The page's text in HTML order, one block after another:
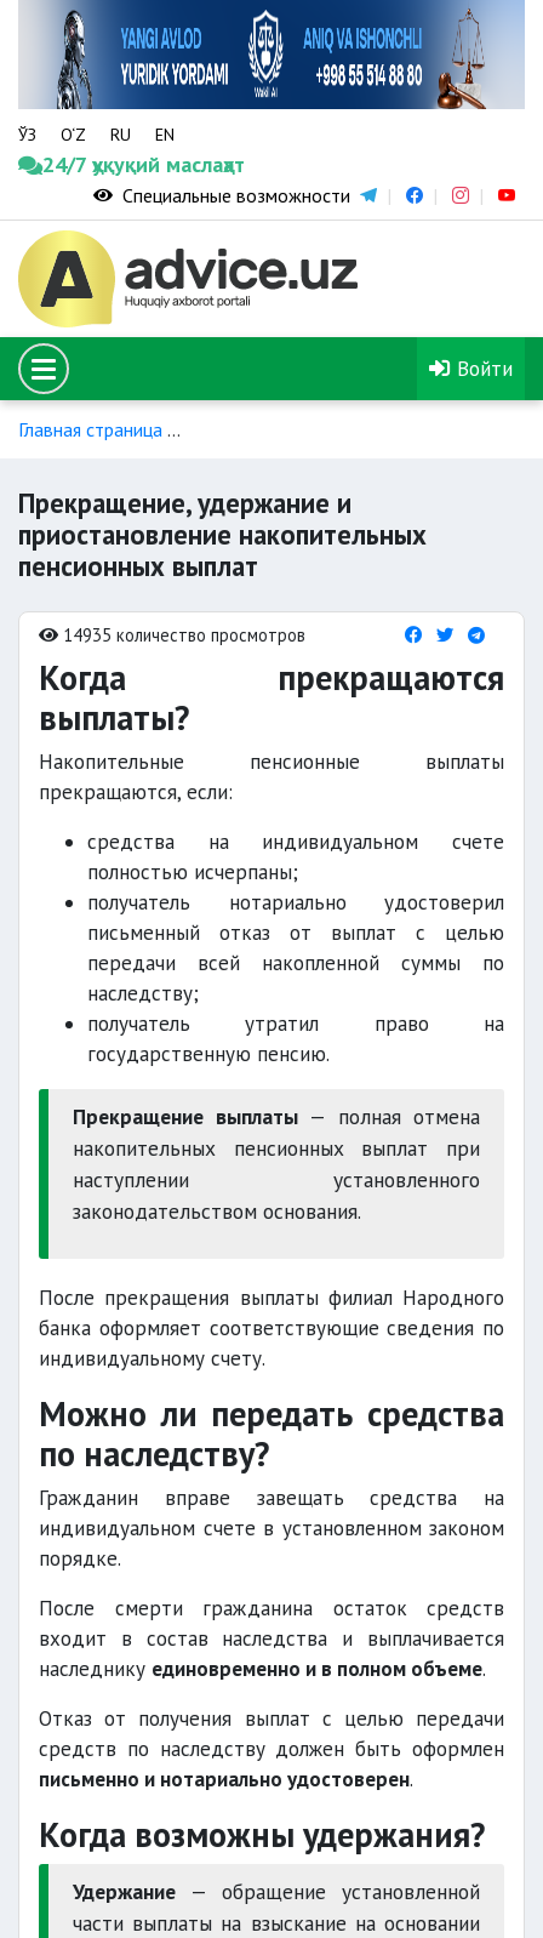
ЎЗ O‘Z RU EN
24/7 ҳуқуқий маслаҳат
Специальные возможности
Войти
Главная страница
Прекращение, удержание и
приостановление накопительных
пенсионных выплат
14935 количество просмотров
Когда прекращаются
выплаты?
Накопительные пенсионные выплаты
прекращаются, если:
средства на индивидуальном счете
полностью исчерпаны;
получатель нотариально удостоверил
письменный отказ от выплат с целью
передачи всей накопленной суммы по
наследству;
получатель утратил право на
государственную пенсию.
Прекращение выплаты— полная отмена
накопительных пенсионных выплат при
наступлении установленного
законодательством основания.
После прекращения выплаты филиал Народного
банка оформляет соответствующие сведения по
индивидуальному счету.
Можно ли передать средства
по наследству?
Гражданин вправе завещать средства на
индивидуальном счете в установленном законом
порядке.
После смерти гражданина остаток средств
входит в состав наследства и выплачивается
наследнику единовременно и в полном объеме.
Отказ от получения выплат с целью передачи
средств по наследству должен быть оформлен
письменно и нотариально удостоверен.
Когда возможны удержания?
Удержание — обращение установленной
части выплаты на взыскание на основании